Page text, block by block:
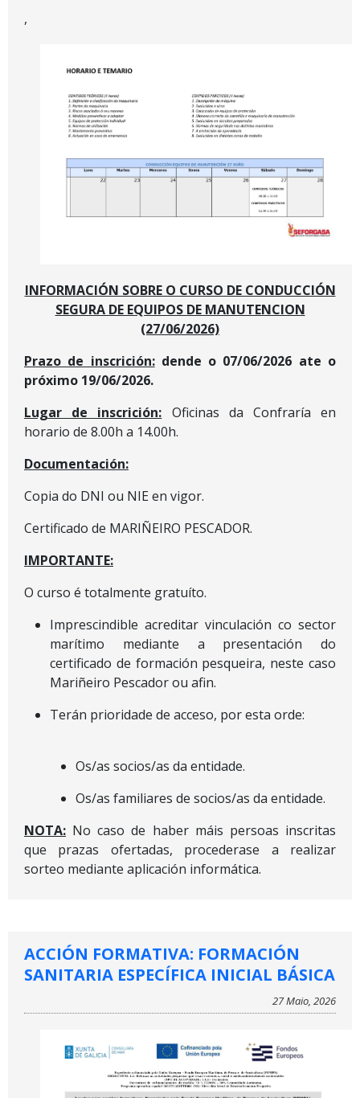
,
INFORMACIÓN SOBRE O CURSO DE CONDUCCIÓN
SEGURA DE EQUIPOS DE MANUTENCION
(27/06/2026)
Prazo de inscrición:dende o 07/06/2026 ate o
próximo 19/06/2026.
Lugar de inscrición: Oficinas da Confraría en
horario de 8.00h a 14.00h.
Documentación:
Copia do DNI ou NIE en vigor.
Certificado de MARIÑEIRO PESCADOR.
IMPORTANTE:
O curso é totalmente gratuíto.
Imprescindible acreditar vinculación co sector
marítimo mediante a presentación do
certificado de formación pesqueira, neste caso
Mariñeiro Pescador ou afin.
Terán prioridade de acceso, por esta orde:
Os/as socios/as da entidade.
Os/as familiares de socios/as da entidade.
NOTA: No caso de haber máis persoas inscritas
que prazas ofertadas, procederase a realizar
sorteo mediante aplicación informática.
ACCIÓN FORMATIVA: FORMACIÓN
SANITARIA ESPECÍFICA INICIAL BÁSICA
27 Maio, 2026